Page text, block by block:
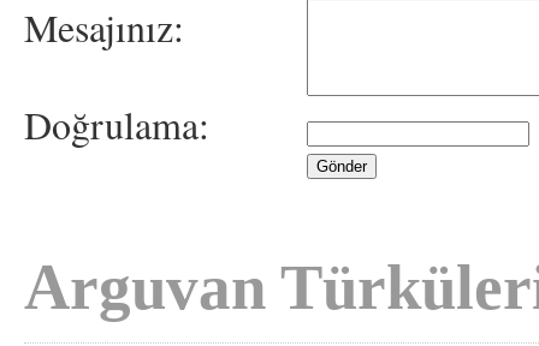
Mesajınız:
Doğrulama:
Arguvan